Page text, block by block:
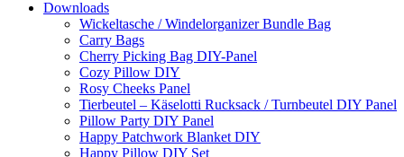
Downloads
Wickeltasche / Windelorganizer Bundle Bag
Carry Bags
Cherry Picking Bag DIY-Panel
Cozy Pillow DIY
Rosy Cheeks Panel
Tierbeutel – Käselotti Rucksack / Turnbeutel DIY Panel
Pillow Party DIY Panel
Happy Patchwork Blanket DIY
Happy Pillow DIY Set